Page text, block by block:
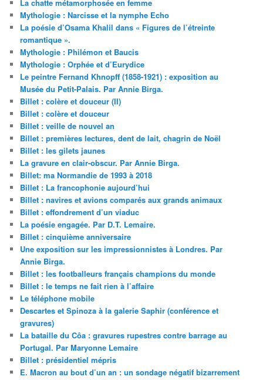
La chatte métamorphosée en femme
Mythologie : Narcisse et la nymphe Echo
La poésie d’Osama Khalil dans « Figures de l’étreinte
romantique ».
Mythologie : Philémon et Baucis
Mythologie : Orphée et d’Eurydice
Le peintre Fernand Khnopff (1858-1921) : exposition au
Musée du Petit-Palais. Par Annie Birga.
Billet : colère et douceur (II)
Billet : colère et douceur
Billet : veille de nouvel an
Billet : premières lectures, dent de lait, chagrin de Noël
Billet : les gilets jaunes
La gravure en clair-obscur. Par Annie Birga.
Billet: ma Normandie de 1993 à 2018
Billet : La francophonie aujourd’hui
Billet : navires et avions comparés aux grands animaux
Billet : effondrement d’un viaduc
La poésie engagée. Par D.T. Lemaire.
Billet : cinquième anniversaire
Une exposition sur les impressionnistes à Londres. Par
Annie Birga.
Billet : les footballeurs français champions du monde
Billet : le temps ne fait rien à l’affaire
Le téléphone mobile
Descartes et Spinoza à la galerie Saphir (conférence et
gravures)
La bataille du Côa : gravures rupestres contre barrage au
Portugal. Par Maryonne Lemaire
Billet : présidentiel mépris
E. Macron au bout d’un an : un sondage négatif bizarrement